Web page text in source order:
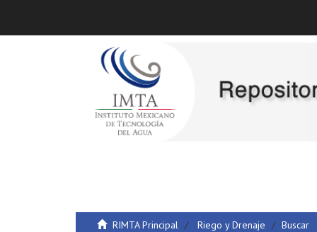
RIMTA Principal Riego y Drenaje Buscar